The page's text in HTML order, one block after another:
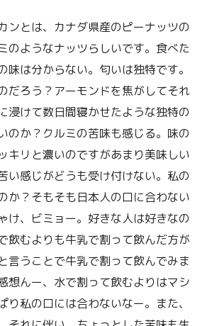
ンとは、カナダ県産のピーナッツの
のようなナッツらしいです。食べた
味は分からない。匂いは独特です。
だろう？アーモンドを焦がしてそれ
浸けて数日間寝かせたような独特の
のか？クルミの苦味も感じる。味の
キリと濃いのですがあまり美味しい
い感じがどうも受け付けない。私の
か？そもそも日本人の口に合わない
け、ビミョー。好きな人は好きなの
飲むよりも牛乳で割って飲んだ方が
言うことで牛乳で割って飲んでみま
想んー、水で割って飲むよりはマシ
り私の口には合わないなー。また、